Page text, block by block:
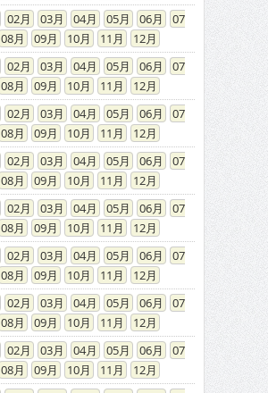
02 03 04 05 06
07
08
09 10 11
12
02 03 04 05 06
07
08
09 10 11
12
02 03 04 05 06
07
08
09 10 11
12
02 03 04 05 06
07
08
09 10 11
12
02 03 04 05 06
07
08
09 10 11
12
02 03 04 05 06
07
08
09 10 11
12
02 03 04 05 06
07
08
09 10 11
12
02 03 04 05 06
07
08
09 10 11
12